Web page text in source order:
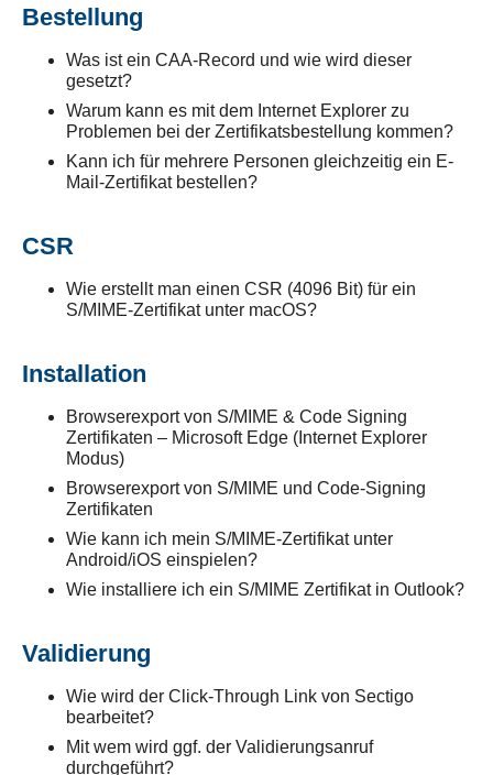
Bestellung
Was ist ein CAA-Record und wie wird dieser
gesetzt?
Warum kann es mit dem Internet Explorer zu
Problemen bei der Zertifikatsbestellung kommen?
Kann ich für mehrere Personen gleichzeitig ein E-
Mail-Zertifikat bestellen?
CSR
Wie erstellt man einen CSR (4096 Bit) für ein
S/MIME-Zertifikat unter macOS?
Installation
Browserexport von S/MIME & Code Signing
Zertifikaten – Microsoft Edge (Internet Explorer
Modus)
Browserexport von S/MIME und Code-Signing
Zertifikaten
Wie kann ich mein S/MIME-Zertifikat unter
Android/iOS einspielen?
Wie installiere ich ein S/MIME Zertifikat in Outlook?
Validierung
Wie wird der Click-Through Link von Sectigo
bearbeitet?
Mit wem wird ggf. der Validierungsanruf
durchgeführt?